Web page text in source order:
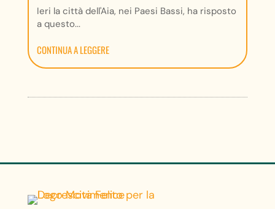
Ieri la città dell'Aia, nei Paesi Bassi, ha risposto
a questo...
CONTINUA A LEGGERE